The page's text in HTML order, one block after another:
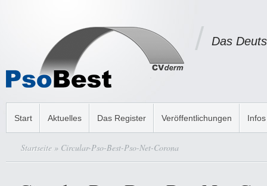
Das
Start Aktuelles Das Register Veröffentlichungen
Startseite » Circular-Pso-Best-Pso-Net-Corona